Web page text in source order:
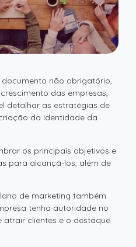
documento não obrigatório,
das empresas,
detalhar as estratégias de
da identidade da
os principais objetivos e
para alcançá-los, além de
de marketing também
tenha autoridade no
atrair clientes e o destaque